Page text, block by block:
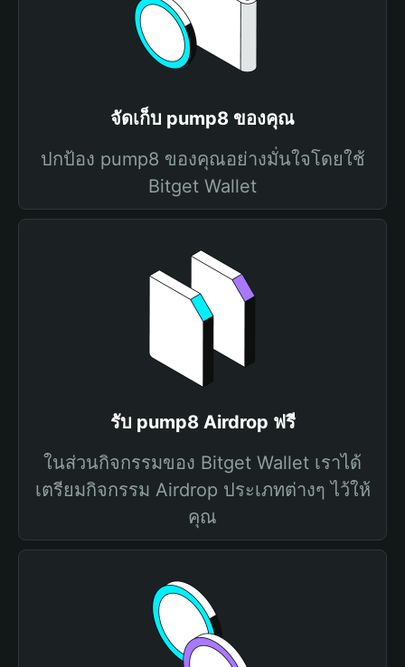
จัดเก็บ pump8 ของคุณ
ปกป้อง pump8 ของคุณอย่างมั่นใจโดยใช้
Bitget Wallet
รับ pump8 Airdrop ฟรี
ในส่วนกิจกรรมของ Bitget Wallet เราได้
เตรียมกิจกรรม Airdrop ประเภทต่างๆ ไว้ให้
คุณ